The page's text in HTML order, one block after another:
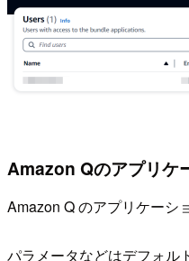
Amazon Qのアプリケ
Amazon Q のアプリケーシ
パラメータなどはデフォル